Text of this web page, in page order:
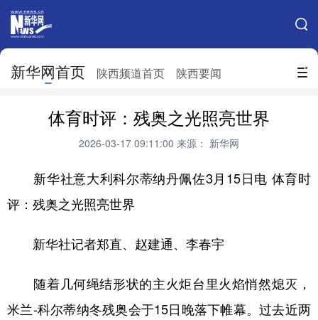
搜索
新华网首页 陕西频道首页 陕西要闻
网站地图
北京 河北 山西
浙江 安徽 福建 江西
广东 广西 海南
四川 贵州 云南 西藏
陕西 甘肃 青海 宁夏
体育时评：残奥之光照亮世界
2026-03-17 09:11:00 来源： 新华网
新华社意大利科尔蒂纳丹佩佐3月15日电 体育时
评：残奥之光照亮世界
新华社记者郑直、赵建通、李春宇
随着几何绳结形状的主火炬台里火焰悄然熄灭，
米兰-科尔蒂纳冬残奥会于15日晚落下帷幕。过去近两